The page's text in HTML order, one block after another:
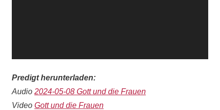
Predigt herunterladen:
Audio 2024-05-08 Gott und die Frauen
Video Gott und die Frauen